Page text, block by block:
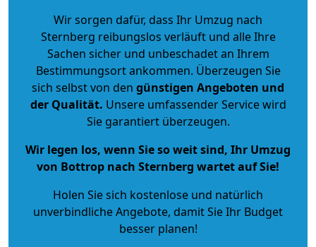
Wir sorgen dafür, dass Ihr Umzug nach
Sternberg reibungslos verläuft und alle Ihre
Sachen sicher und unbeschadet an Ihrem
Bestimmungsort ankommen. Überzeugen Sie
sich selbst von den günstigen Angeboten und
der Qualität. Unsere umfassender Service wird
Sie garantiert überzeugen.
Wir legen los, wenn Sie so weit sind, Ihr Umzug
von Bottrop nach Sternberg wartet auf Sie!
Holen Sie sich kostenlose und natürlich
unverbindliche Angebote, damit Sie Ihr Budget
besser planen!